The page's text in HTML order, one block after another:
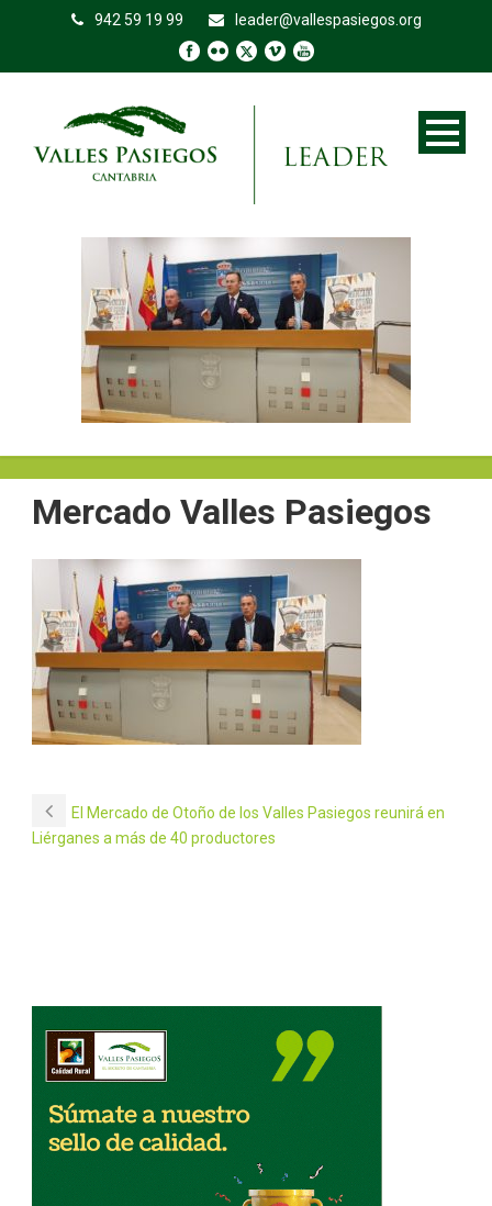
942 59 19 99 leader@vallespasiegos.org
Mercado Valles Pasiegos
El Mercado de Otoño de los Valles Pasiegos reunirá en
Liérganes a más de 40 productores